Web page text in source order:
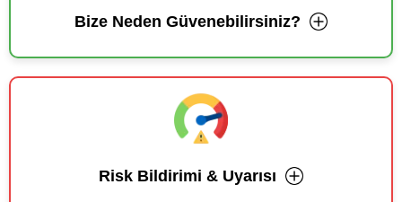
Bize Neden Güvenebilirsiniz?
Risk Bildirimi & Uyarısı